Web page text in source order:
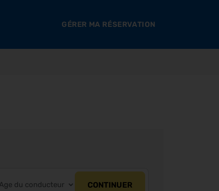
GÉRER MA RÉSERVATION
CONTINUER